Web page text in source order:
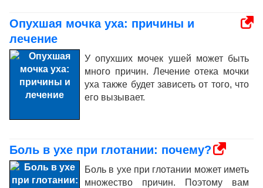
Опухшая мочка уха: причины и
лечение
У опухших мочек ушей может быть
много причин. Лечение отека мочки
уха также будет зависеть от того, что
его вызывает.
Боль в ухе при глотании: почему?
Боль в ухе при глотании может иметь
множество причин. Поэтому вам